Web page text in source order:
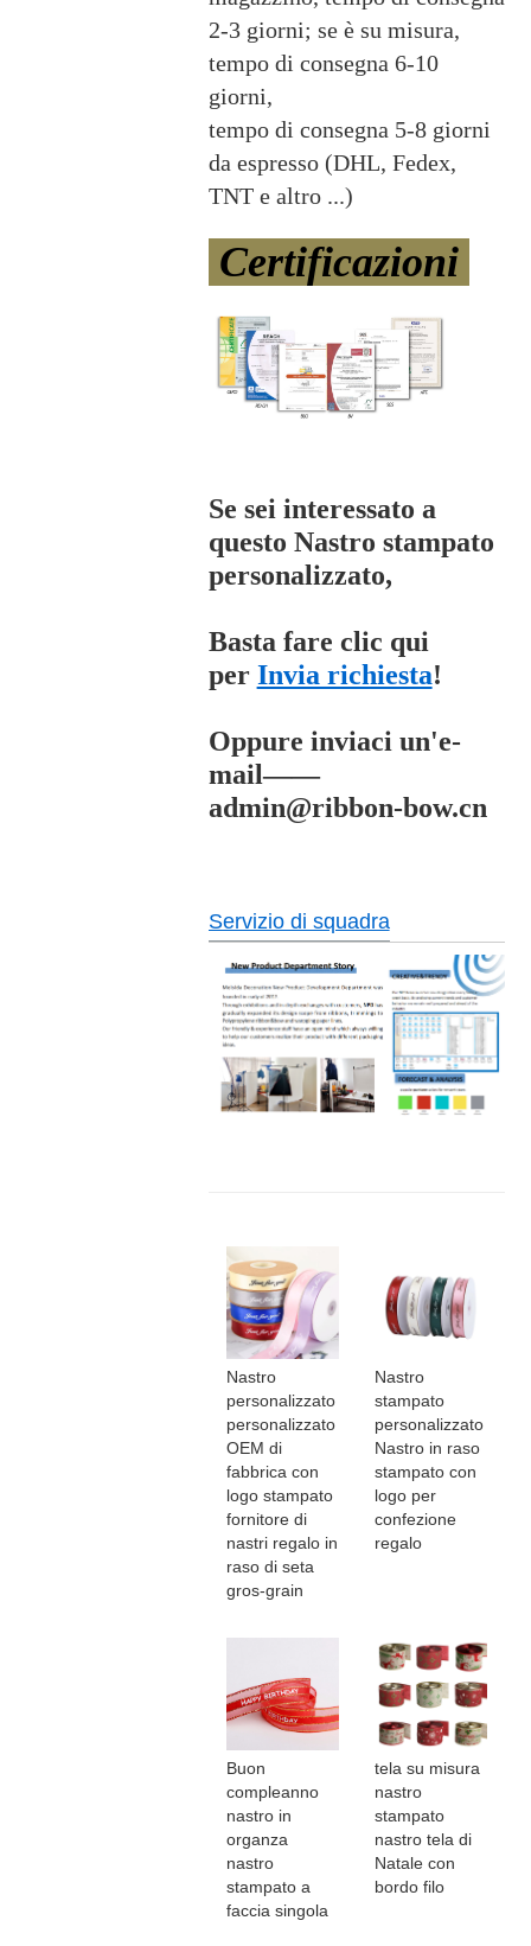
2-3 giorni; se è su misura,
tempo di consegna 6-10
giorni,
tempo di consegna 5-8 giorni
da espresso (DHL, Fedex,
TNT e altro ...)
Certificazioni
Se sei interessato a
questo Nastro stampato
personalizzato,
Basta fare clic qui
per Invia richiesta!
Oppure inviaci un'e-
mail——
admin@ribbon-bow.cn
Servizio di squadra
Nastro
personalizzato
personalizzato
OEM di
fabbrica con
logo stampato
fornitore di
nastri regalo in
raso di seta
gros-grain
Nastro
stampato
personalizzato
Nastro in raso
stampato con
logo per
confezione
regalo
Buon
compleanno
nastro in
organza
nastro
stampato a
faccia singola
tela su misura
nastro
stampato
nastro tela di
Natale con
bordo filo